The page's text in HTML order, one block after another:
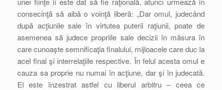
consecinţă să aibă o voinţă liberă: „Dar omul, judecând
după acţiunile sale în virtutea puterii raţiunii, poate de
asemenea să judece propriile sale decizii în măsura în
care cunoaşte semnificaţia finalului, mijloacele care duc la
acel final şi interrelaţiile respective. În felul acesta omul e
cauza sa proprie nu numai în acţiune, dar şi în judecată.
El este înzestrat astfel cu liberul arbitru – ceea ce